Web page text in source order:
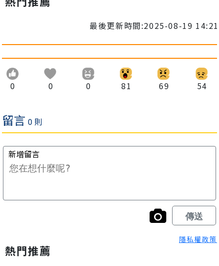
最後更新時間:2025-08-19 14:21
0 0 0 81 69 54
隱私權政策
熱門推薦